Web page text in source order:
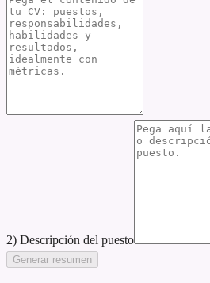
2) Descripción del puesto
Generar resumen